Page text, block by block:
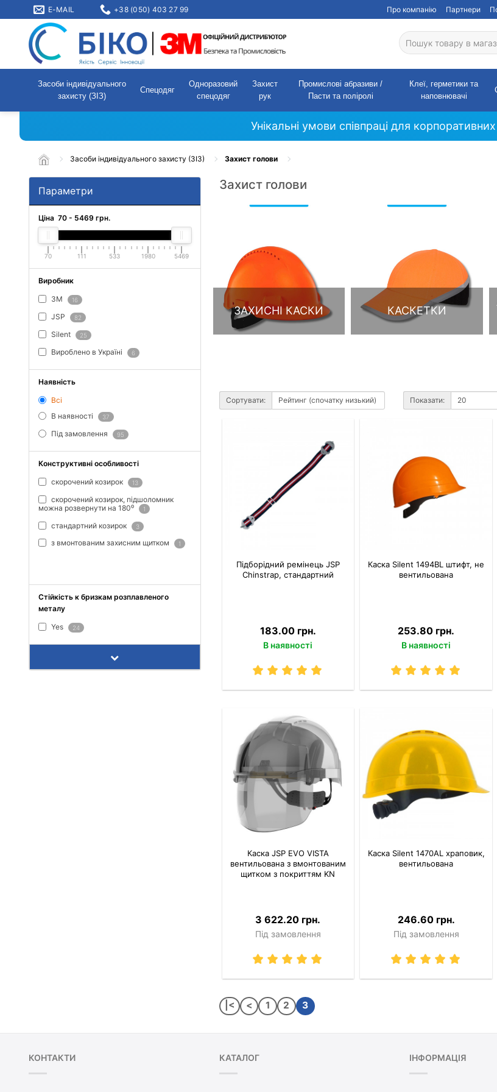
E-MAIL +38 (050) 403 27 99 Про компанію Партнери
Засоби індивідуального
захисту (ЗІЗ)
Спецодяг
Одноразовий
спецодяг
Захист
рук
Промислові абразиви /
Пасти та поліролі
Клеї, герметики та
наповнювачі
Унікальні умови співпраці для корпоративних
Засоби індивідуального захисту (ЗІЗ) Захист голови
Параметри
Ціна 70 - 5469 грн.
70 111 533 1980 5469
Виробник
3M 16
JSP 82
Silent 25
Вироблено в Україні 6
Наявність
Всі
В наявності
37
Під замовлення 95
Конструктивні особливості
cкорочений козирок 13
cкорочений козирок, підшоломник
можна розвернути на 180⁰
1
cтандартний козирок 3
з вмонтованим захисним щитком 1
Стійкість к бризкам розплавленого
металу
Yes 24
Захист голови
ЗАХИСНІ КАСКИ КАСКЕТКИ
Сортувати: Показати:
Підборідний ремінець JSP
Chinstrap, стандартний
183.00 грн.
В наявності
Каска Silent 1494ВL штифт, не
вентильована
253.80 грн.
В наявності
Каска JSP EVO VISTA
вентильована з вмонтованим
щитком з покриттям KN
3 622.20 грн.
Під замовлення
Каска Silent 1470AL храповик,
вентильована
246.60 грн.
Під замовлення
|< < 1 2 3
КОНТАКТИ КАТАЛОГ ІНФОРМАЦІЯ